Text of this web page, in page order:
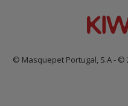
© Masquepet Portugal, S.A - ©